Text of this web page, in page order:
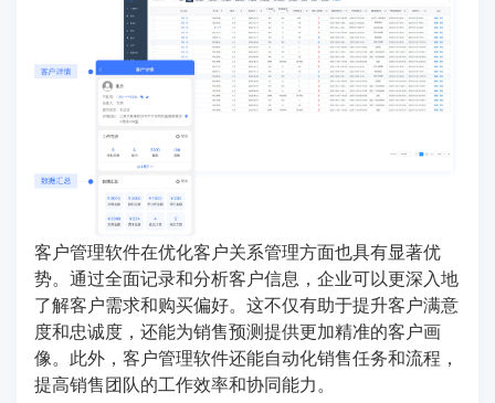
客户管理软件在优化客户关系管理方面也具有显著优
势。通过全面记录和分析客户信息，企业可以更深入地
了解客户需求和购买偏好。这不仅有助于提升客户满意
度和忠诚度，还能为销售预测提供更加精准的客户画
像。此外，客户管理软件还能自动化销售任务和流程，
提高销售团队的工作效率和协同能力。